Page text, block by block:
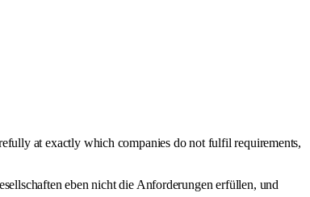
at exactly which companies do not fulfil requirements,
eben nicht die Anforderungen erfüllen, und